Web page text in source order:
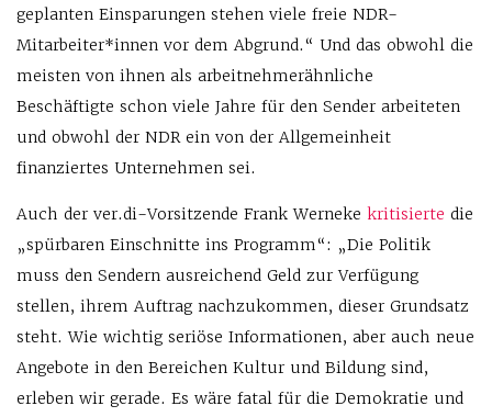
geplanten Einsparungen stehen viele freie NDR-
Mitarbeiter*innen vor dem Abgrund.“ Und das obwohl die
meisten von ihnen als arbeitnehmerähnliche
Beschäftigte schon viele Jahre für den Sender arbeiteten
und obwohl der NDR ein von der Allgemeinheit
finanziertes Unternehmen sei.
Auch der ver.di-Vorsitzende Frank Werneke kritisierte die
„spürbaren Einschnitte ins Programm“: „Die Politik
muss den Sendern ausreichend Geld zur Verfügung
stellen, ihrem Auftrag nachzukommen, dieser Grundsatz
steht. Wie wichtig seriöse Informationen, aber auch neue
Angebote in den Bereichen Kultur und Bildung sind,
erleben wir gerade. Es wäre fatal für die Demokratie und